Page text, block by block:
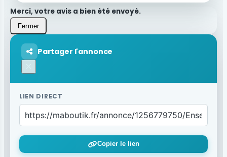
Merci, votre avis a bien été envoyé.
Fermer
Partager l'annonce
LIEN DIRECT
Copier le lien